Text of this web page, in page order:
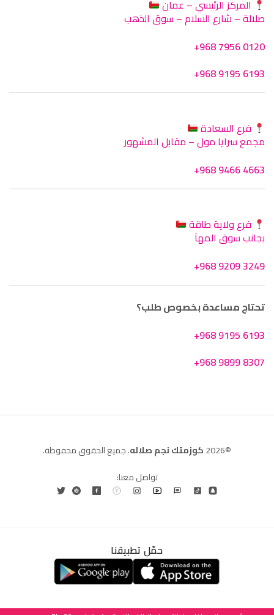
المركز الرئيسي – عمان
صلالة – شارع السلام – سوق الذهب
+968 7956 0120
+968 9195 6193
فرع السعادة
مجمع سرايا مول – مقابل المشهور
+968 9466 4663
فرع ولاية طاقة
بجانب سوق المهآ
+968 9209 3249
تحتاج مساعدة بخصوص طلب؟
+968 9195 6193
+968 9899 8307
©2026 كوزمتك نجم صلاله. جميع الحقوق محفوظة.
تواصل معنا:
حمّل تطبيقنا